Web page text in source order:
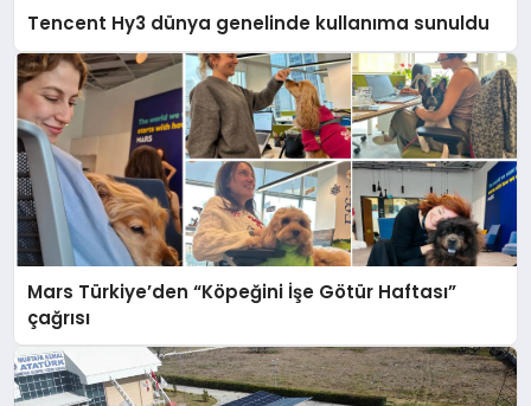
Tencent Hy3 dünya genelinde kullanıma sunuldu
Mars Türkiye’den “Köpeğini İşe Götür Haftası”
çağrısı